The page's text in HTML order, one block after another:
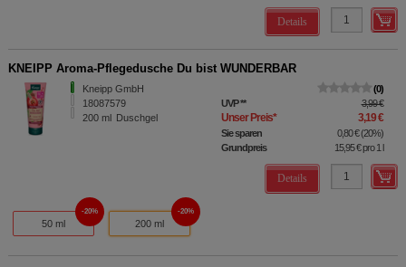
Details
KNEIPP Aroma-Pflegedusche Du bist WUNDERBAR
Kneipp GmbH
18087579
200 ml Duschgel
0
UVP** 3,99 €
Unser Preis* 3,19 €
Sie sparen 0,80 €(20%)
Grundpreis
15,95 €pro 1 l
Details
50 ml
20%
200 ml
20%